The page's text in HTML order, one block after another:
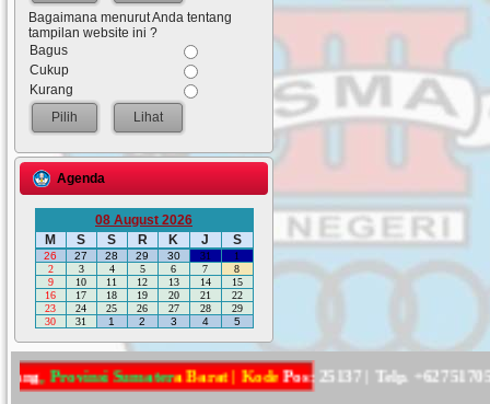
Bagaimana menurut Anda tentang
tampilan website ini ?
Bagus
Cukup
Kurang
Lihat
Agenda
08 August 2026
M
S S R K J S
26 27 28 29 30 31
1
2
3 4 5 6 7
8
9
10 11 12 13 14
15
16
17 18 19 20 21
22
23
24 25 26 27 28
29
30
31 1 2 3 4 5
ovin si Sumatera Barat | Kode Pos: 25137 T elp. 6275 17055655